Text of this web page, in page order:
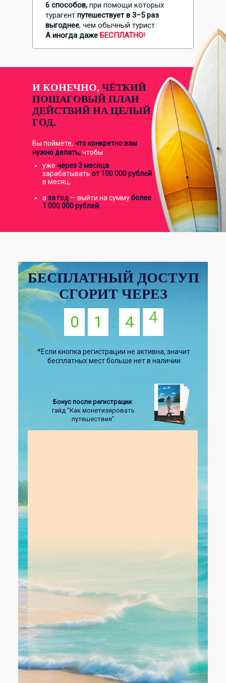
И КОНЕЧНО, ЧЁТКИЙ
ПОШАГОВЫЙ ПЛАН
ДЕЙСТВИЙ НА ЦЕЛЫЙ
ГОД.
Вы поймёте, что конкретно вам
нужно делать,чтобы
ужечерез 3 месяца зарабатывать
100 000 рублей
в месяц,
за год— выйти на суммуболее1 000
000 рублей.
6 способов, при помощи которых
турагент путешествует в 3–5 раз
выгоднее, чем обычный турист.
А иногда даже БЕСПЛАТНО!
уже через 3 месяца
зарабатывать от 100 000 рублей
в месяц,
а за год — выйти на суммуболее
1 000 000 рублей.
БЕСПЛАТНЫЙ ДОСТУП
СГОРИТ ЧЕРЕЗ
*Если кнопка регистрации не активна, значит
бесплатных мест больше нет в наличии
Бонус после регистрации:
гайд "Как монетизировать
путешествия"
0 1 : 4 4
3